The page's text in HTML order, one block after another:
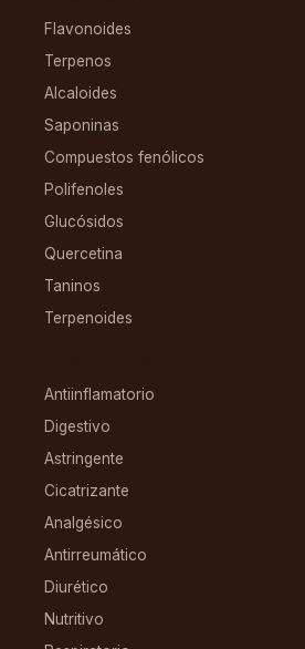
Flavonoides
Terpenos
Alcaloides
Saponinas
Compuestos fenólicos
Polifenoles
Glucósidos
Quercetina
Taninos
Terpenoides
Antiinflamatorio
Digestivo
Astringente
Cicatrizante
Analgésico
Antirreumático
Diurético
Nutritivo